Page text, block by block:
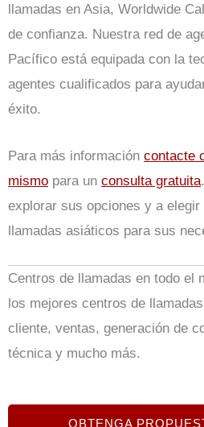
llamadas en Asia, Worldwide
de confianza. Nuestra red de
Pacífico está equipada con la
agentes cualificados para
éxito.
Para más información contacte
mismo para un consulta gratuita
explorar sus opciones y a
llamadas asiáticos para sus
Centros de llamadas en todo el
los mejores centros de
cliente, ventas, generación de
técnica y mucho más.
OBTENGA